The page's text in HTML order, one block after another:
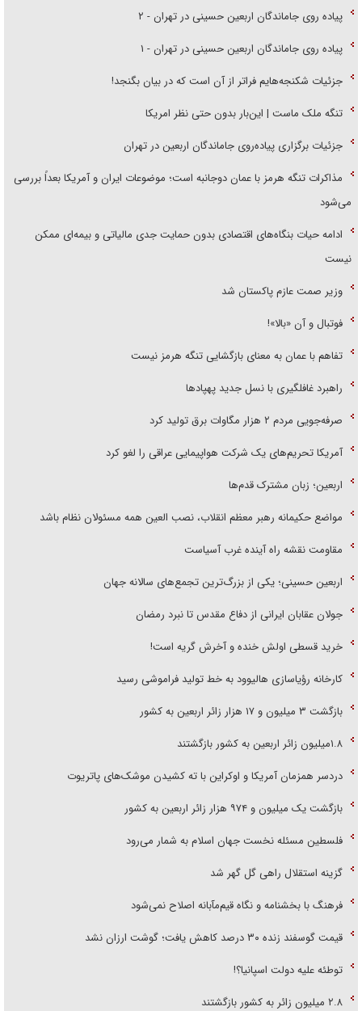
پیاده روی جاماندگان اربعین حسینی در تهران - ۲
پیاده روی جاماندگان اربعین حسینی در تهران - ۱
جزئیات شکنجه‌هایم فراتر از آن است که در بیان بگنجد!
تنگه ملک ماست | این‌بار بدون حتی نظر امریکا
جزئیات برگزاری پیاده‌روی جاماندگان اربعین در تهران
مذاکرات تنگه هرمز با عمان دوجانبه است؛ موضوعات ایران و آمریکا بعداً بررسی
می‌شود
ادامه حیات بنگاه‌های اقتصادی بدون حمایت جدی مالیاتی و بیمه‌ای ممکن
نیست
وزیر صمت عازم پاکستان شد
فوتبال و آن «بالا»!
تفاهم با عمان به معنای بازگشایی تنگه هرمز نیست
راهبرد غافلگیری با نسل جدید پهپاد‌ها
صرفه‌جویی مردم ۲ هزار مگاوات برق تولید کرد
آمریکا تحریم‌های یک شرکت هواپیمایی عراقی را لغو کرد
اربعین؛ زبان مشترک قدم‌ها
مواضع حکیمانه رهبر معظم انقلاب، نصب العین همه مسئولان نظام باشد
مقاومت نقشه راه آینده غرب آسیاست
اربعین حسینی؛ یکی از بزرگ‌ترین تجمع‌های سالانه جهان
جولان عقابان ایرانی از دفاع مقدس تا نبرد رمضان
خرید قسطی اولش خنده و آخرش گریه است!
کارخانه رؤیاسازی هالیوود به خط تولید فراموشی رسید
بازگشت ۳ میلیون و ۱۷ هزار زائر اربعین به کشور
۱.۸میلیون زائر اربعین به کشور بازگشتند
دردسر همزمان آمریکا و اوکراین با ته کشیدن موشک‌های پاتریوت
بازگشت یک میلیون و ۹۷۴ هزار زائر اربعین به کشور
فلسطین مسئله نخست جهان اسلام به شمار می‌رود
گزینه استقلال راهی گل گهر شد
فرهنگ با بخشنامه و نگاه قیم‌مآبانه اصلاح نمی‌شود
قیمت گوسفند زنده ۳۰ درصد کاهش یافت؛ گوشت ارزان نشد
توطئه علیه دولت اسپانیا؟!
۲.۸ میلیون زائر به کشور بازگشتند